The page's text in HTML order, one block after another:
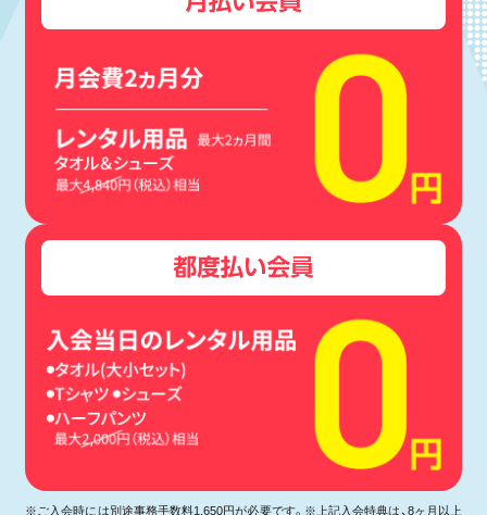
※ご入会時には別途事務手数料1,650円が必要です。※上記入会特典は、8ヶ月以上